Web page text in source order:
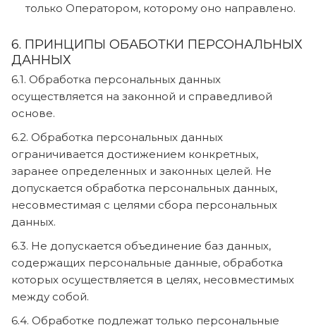
только Оператором, которому оно направлено.
6. ПРИНЦИПЫ ОБАБОТКИ ПЕРСОНАЛЬНЫХ
ДАННЫХ
6.1. Обработка персональных данных
осуществляется на законной и справедливой
основе.
6.2. Обработка персональных данных
ограничивается достижением конкретных,
заранее определенных и законных целей. Не
допускается обработка персональных данных,
несовместимая с целями сбора персональных
данных.
6.3. Не допускается объединение баз данных,
содержащих персональные данные, обработка
которых осуществляется в целях, несовместимых
между собой.
6.4. Обработке подлежат только персональные